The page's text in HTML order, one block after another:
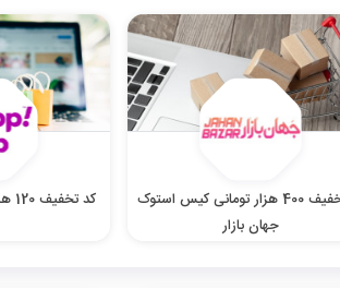
کد تخفیف 400 هزار تومانی کیس استوک
جهان بازار
کد تخفیف 120 هزار تومانی اسنپ شاپ